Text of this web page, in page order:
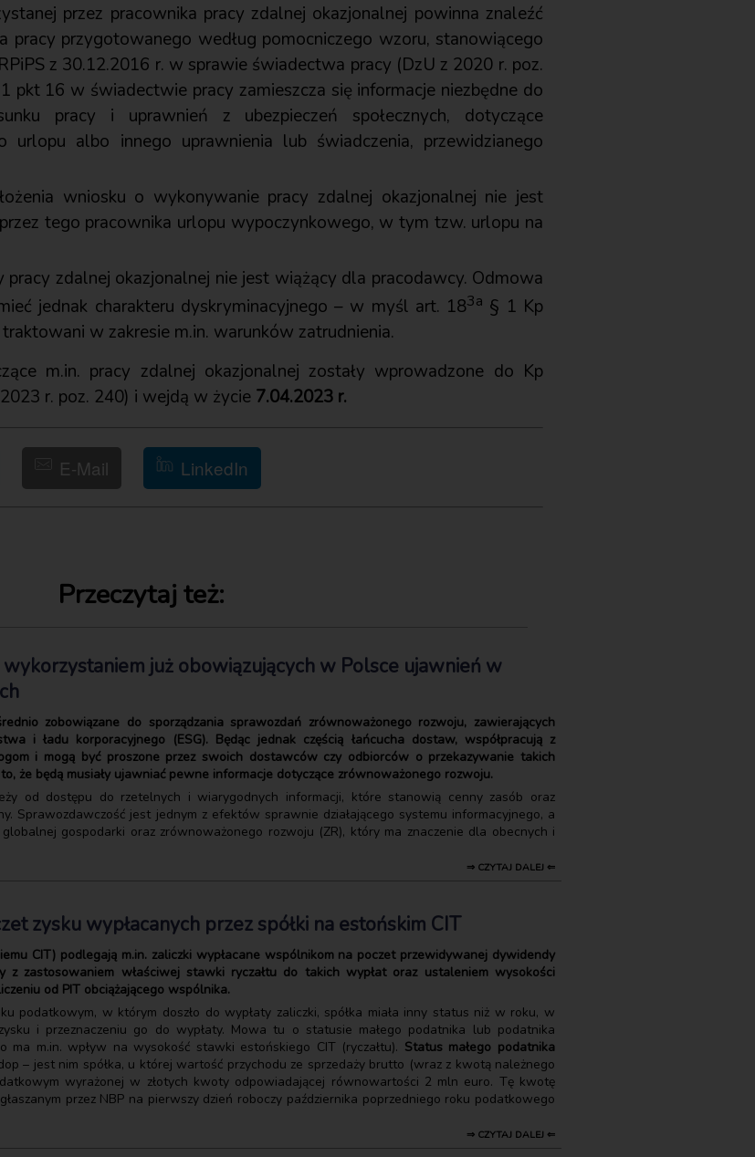
przez pracownika pracy zdalnej okazjonalnej powinna znaleźć
przygotowanego według pomocniczego wzoru, stanowiącego
z 30.12.2016 r. w sprawie świadectwa pracy (DzU z 2020 r. poz.
pkt 16 w świadectwie pracy zamieszcza się informacje niezbędne do
pracy i uprawnień z ubezpieczeń społecznych, dotyczące
urlopu albo innego uprawnienia lub świadczenia, przewidzianego
wniosku o wykonywanie pracy zdalnej okazjonalnej nie jest
tego pracownika urlopu wypoczynkowego, w tym tzw. urlopu na
zdalnej okazjonalnej nie jest wiążący dla pracodawcy. Odmowa
jednak charakteru dyskryminacyjnego – w myśl art. 183a § 1 Kp
w zakresie m.in. warunków zatrudnienia.
m.in. pracy zdalnej okazjonalnej zostały wprowadzone do Kp
r. poz. 240) i wejdą w życie 7.04.2023 r.
E-Mail LinkedIn
Przeczytaj też:
już obowiązujących w Polsce ujawnień w
zobowiązane do sporządzania sprawozdań zrównoważonego rozwoju, zawierających
i ładu korporacyjnego (ESG). Będąc jednak częścią łańcucha dostaw, współpracują z
i mogą być proszone przez swoich dostawców czy odbiorców o przekazywanie takich
że będą musiały ujawniać pewne informacje dotyczące zrównoważonego rozwoju.
od dostępu do rzetelnych i wiarygodnych informacji, które stanowią cenny zasób oraz
Sprawozdawczość jest jednym z efektów sprawnie działającego systemu informacyjnego, a
gospodarki oraz zrównoważonego rozwoju (ZR), który ma znaczenie dla obecnych i
⇒ CZYTAJ DALEJ ⇐
zysku wypłacanych przez spółki na estońskim CIT
CIT) podlegają m.in. zaliczki wypłacane wspólnikom na poczet przewidywanej dywidendy
z zastosowaniem właściwej stawki ryczałtu do takich wypłat oraz ustaleniem wysokości
od PIT obciążającego wspólnika.
podatkowym, w którym doszło do wypłaty zaliczki, spółka miała inny status niż w roku, w
i przeznaczeniu go do wypłaty. Mowa tu o statusie małego podatnika lub podatnika
ma m.in. wpływ na wysokość stawki estońskiego CIT (ryczałtu). Status małego podatnika
– jest nim spółka, u której wartość przychodu ze sprzedaży brutto (wraz z kwotą należnego
wyrażonej w złotych kwoty odpowiadającej równowartości 2 mln euro. Tę kwotę
przez NBP na pierwszy dzień roboczy października poprzedniego roku podatkowego
⇒ CZYTAJ DALEJ ⇐